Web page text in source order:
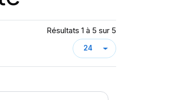
Résultats 1 à 5 sur 5